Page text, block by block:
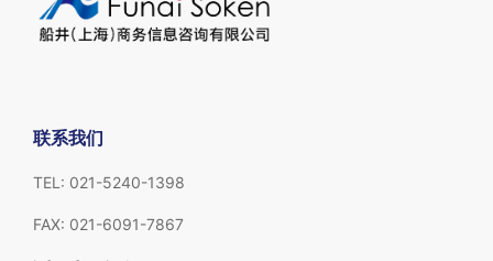
联系我们
TEL: 021-5240-1398
FAX: 021-6091-7867